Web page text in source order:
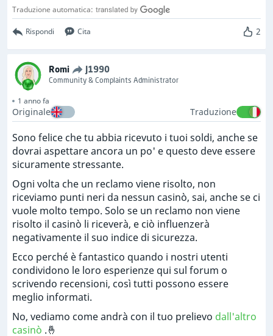
Traduzione automatica:
Rispondi Cita 2
Romi J1990
Community & Complaints Administrator
1 anno fa
Originale Traduzione
Sono felice che tu abbia ricevuto i tuoi soldi, anche se
dovrai aspettare ancora un po' e questo deve essere
sicuramente stressante.
Ogni volta che un reclamo viene risolto, non
riceviamo punti neri da nessun casinò, sai, anche se ci
vuole molto tempo. Solo se un reclamo non viene
risolto il casinò li riceverà, e ciò influenzerà
negativamente il suo indice di sicurezza.
Ecco perché è fantastico quando i nostri utenti
condividono le loro esperienze qui sul forum o
scrivendo recensioni, così tutti possono essere
meglio informati.
No, vediamo come andrà con il tuo prelievo dall'altro
casinò .🤞